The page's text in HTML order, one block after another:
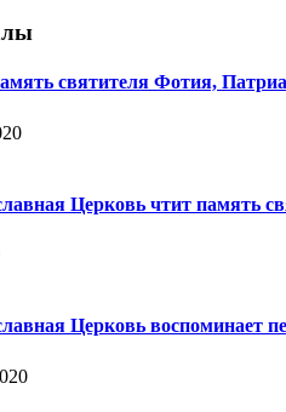
святителя Фотия,
Церковь чтит память
Церковь воспоминает